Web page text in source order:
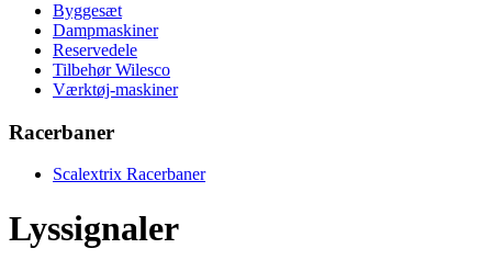
Byggesæt
Dampmaskiner
Reservedele
Tilbehør Wilesco
Værktøj-maskiner
Racerbaner
Scalextrix Racerbaner
Lyssignaler